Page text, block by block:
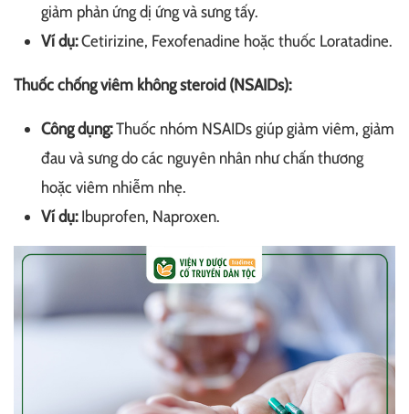
giảm phản ứng dị ứng và sưng tấy.
Ví dụ:Cetirizine, Fexofenadine​ hoặc thuốc Loratadine.
Thuốc chống viêm không steroid (NSAIDs):
Công dụng:Thuốc nhóm NSAIDs giúp giảm viêm, giảm
đau và sưng do các nguyên nhân như chấn thương
hoặc viêm nhiễm nhẹ.
Ví dụ:Ibuprofen, Naproxen.